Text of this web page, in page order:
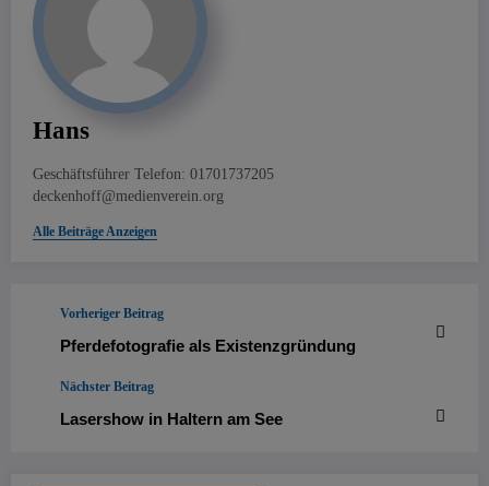
Hans
Geschäftsführer Telefon: 01701737205
deckenhoff@medienverein.org
Alle Beiträge Anzeigen
Vorheriger Beitrag
Pferdefotografie als Existenzgründung
Nächster Beitrag
Lasershow in Haltern am See